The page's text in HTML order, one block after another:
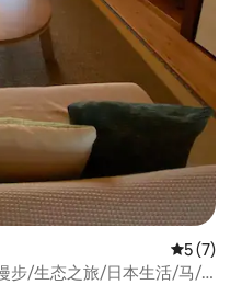
平均评分
5 (7)
步/生态之旅/日本生活/马/